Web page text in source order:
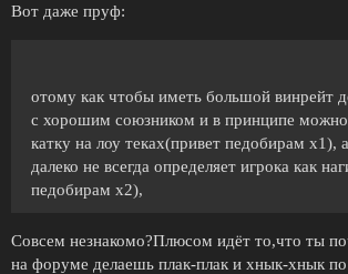
Вот даже пруф:
отому как чтобы иметь большой винрейт
с хорошим союзником и в принципе
катку на лоу теках(привет педобирам х1),
далеко не всегда определяет игрока как
педобирам х2),
Совсем незнакомо?Плюсом идёт то,что ты
на форуме делаешь плак-плак и хнык-хнык